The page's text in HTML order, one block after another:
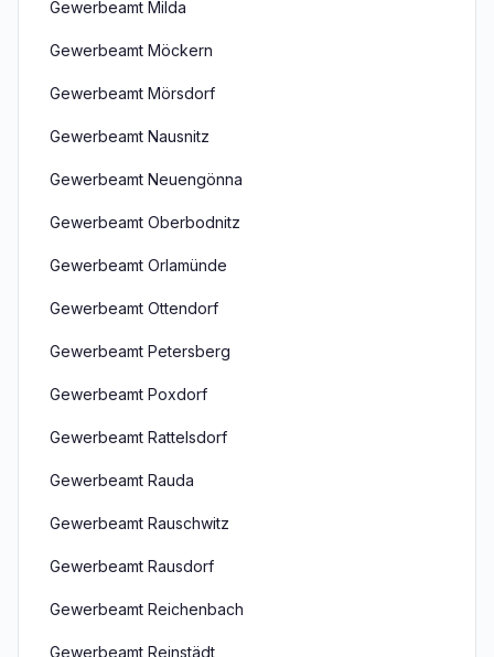
Gewerbeamt Milda
Gewerbeamt Möckern
Gewerbeamt Mörsdorf
Gewerbeamt Nausnitz
Gewerbeamt Neuengönna
Gewerbeamt Oberbodnitz
Gewerbeamt Orlamünde
Gewerbeamt Ottendorf
Gewerbeamt Petersberg
Gewerbeamt Poxdorf
Gewerbeamt Rattelsdorf
Gewerbeamt Rauda
Gewerbeamt Rauschwitz
Gewerbeamt Rausdorf
Gewerbeamt Reichenbach
Gewerbeamt Reinstädt